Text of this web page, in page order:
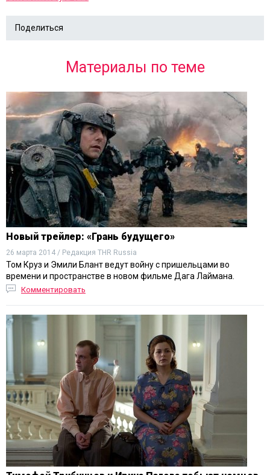
Поделиться
Материалы по теме
Новый трейлер: «Грань будущего»
26 марта 2014 / Редакция THR Russia
Том Круз и Эмили Блант ведут войну с пришельцами во
времени и пространстве в новом фильме Дага Лаймана.
Комментировать